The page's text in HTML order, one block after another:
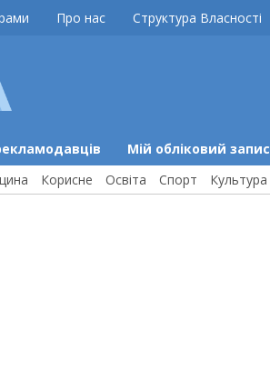
Про нас Структура Власності
Мій обліковий запис
Корисне Освіта Спорт Культура